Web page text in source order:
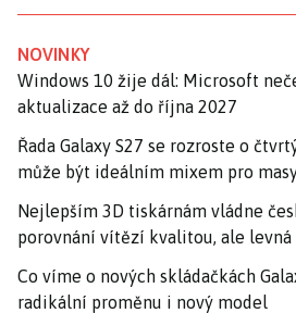
NOVINKY
Windows 10 žije dál: Microsoft
aktualizace až do října 2027
Řada Galaxy S27 se rozroste o
může být ideálním mixem pro
Nejlepším 3D tiskárnám vládne
porovnání vítězí kvalitou, ale levná
Co víme o nových skládačkách
radikální proměnu i nový model